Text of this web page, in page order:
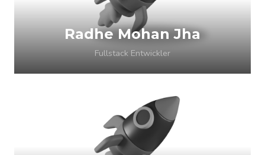
Radhe Mohan Jha
Fullstack Entwickler